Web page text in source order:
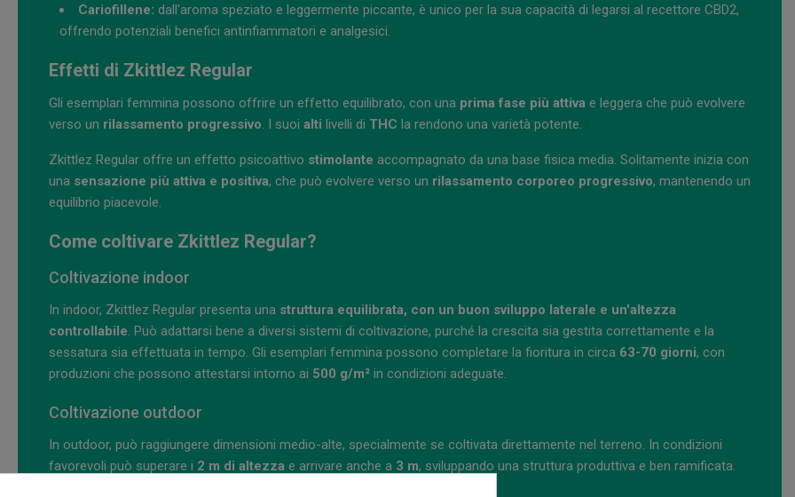
Cariofillene: dall'aroma speziato e leggermente piccante, è unico per la sua capacità di legarsi al recettore CBD2,
offrendo potenziali benefici antinfiammatori e analgesici.
Effetti di Zkittlez Regular
Gli esemplari femmina possono offrire un effetto equilibrato, con una prima fase più attiva e leggera che può evolvere
verso un rilassamento progressivo. I suoi alti livelli di THC la rendono una varietà potente.
Zkittlez Regular offre un effetto psicoattivo stimolante accompagnato da una base fisica media. Solitamente inizia con
una sensazione più attiva e positiva, che può evolvere verso un rilassamento corporeo progressivo, mantenendo un
equilibrio piacevole.
Come coltivare Zkittlez Regular?
Coltivazione indoor
In indoor, Zkittlez Regular presenta una struttura equilibrata, con un buon sviluppo laterale e un'altezza
controllabile. Può adattarsi bene a diversi sistemi di coltivazione, purché la crescita sia gestita correttamente e la
sessatura sia effettuata in tempo. Gli esemplari femmina possono completare la fioritura in circa 63-70 giorni, con
produzioni che possono attestarsi intorno ai 500 g/m² in condizioni adeguate.
Coltivazione outdoor
In outdoor, può raggiungere dimensioni medio-alte, specialmente se coltivata direttamente nel terreno. In condizioni
favorevoli può superare i 2 m di altezza e arrivare anche a 3 m, sviluppando una struttura produttiva e ben ramificata.